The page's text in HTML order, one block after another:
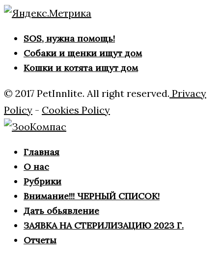
SOS, нужна помощь!
Собаки и щенки ищут дом
Кошки и котята ищут дом
© 2017 PetInnlite. All right reserved. Privacy
Policy - Cookies Policy
Главная
О нас
Рубрики
Внимание!!! ЧЕРНЫЙ СПИСОК!
Дать обьявление
ЗАЯВКА НА СТЕРИЛИЗАЦИЮ 2023 Г.
Отчеты